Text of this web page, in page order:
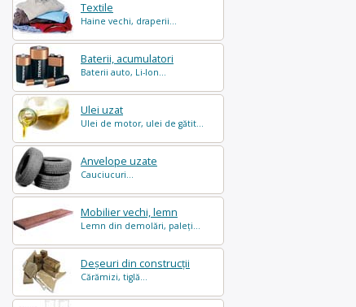
Textile
Haine vechi, draperii...
Baterii, acumulatori
Baterii auto, Li-Ion...
Ulei uzat
Ulei de motor, ulei de gătit...
Anvelope uzate
Cauciucuri...
Mobilier vechi, lemn
Lemn din demolări, paleți...
Deșeuri din construcții
Cărămizi, tiglă...